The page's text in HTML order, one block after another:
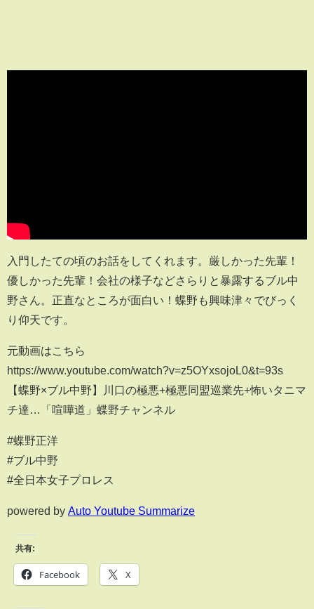
入門したての頃のお話をしてくれます。厳しかった先輩！
優しかった先輩！会社の様子などさらりと暴露するブル中
野さん。正直なところが面白い！蝶野も興味津々でびっく
り仰天です。
元動画はこちら
https://www.youtube.com/watch?v=z5OYxsojoL0&t=93s
【蝶野×ブル中野】川口の極悪+極悪同盟巡業先+怖いタニマ
チ達…「喧嘩道」蝶野チャンネル
#蝶野正洋
#ブル中野
#全日本女子プロレス
powered by Auto Youtube Summarize
共有:
Facebook X